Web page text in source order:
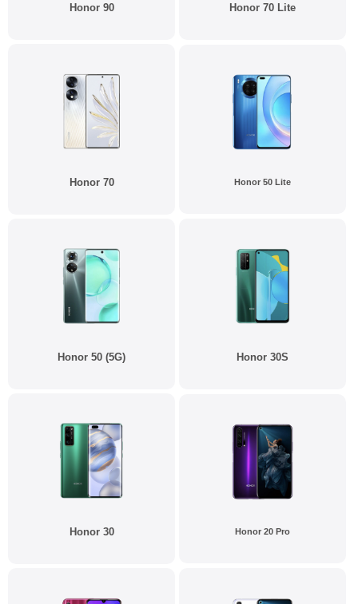
Honor 90 Honor 70 Lite
Honor 70 Honor 50 Lite
Honor 50 (5G) Honor 30S
Honor 30 Honor 20 Pro